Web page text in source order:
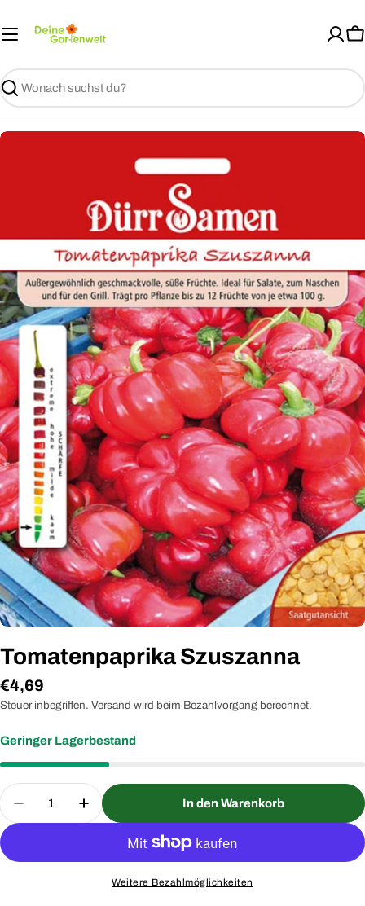
Inhalt
Suchen
Springe
Produktinformationen
Sie das Medium 0 im Modalformat
Tomatenpaprika Szuszanna
Regulärer
Preis
€4,69
Steuer inbegriffen. Versand wird beim Bezahlvorgang berechnet.
Geringer Lagerbestand
Menge
Menge für Tomatenpaprika Szuszanna verringern
Menge für Tomatenpaprika Szuszanna
In den Warenkorb
Weitere Bezahlmöglichkeiten